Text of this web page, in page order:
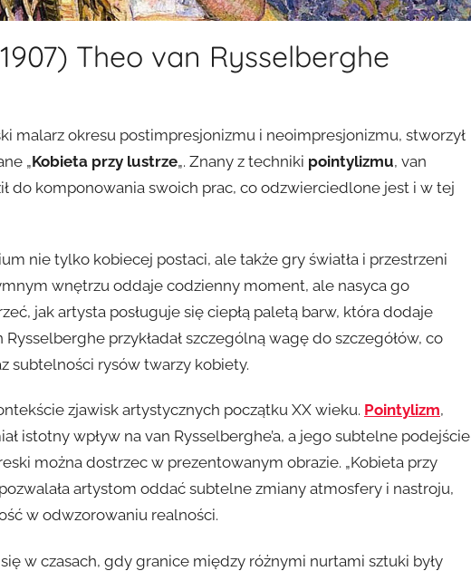
Theo van Rysselberghe
malarz okresu postimpresjonizmu i neoimpresjonizmu, stworzył
„Kobieta przy lustrze„. Znany z techniki pointylizmu, van
do komponowania swoich prac, co odzwierciedlone jest i w tej
nie tylko kobiecej postaci, ale także gry światła i przestrzeni
wnętrzu oddaje codzienny moment, ale nasyca go
jak artysta posługuje się ciepłą paletą barw, która dodaje
przykładał szczególną wagę do szczegółów, co
subtelności rysów twarzy kobiety.
zjawisk artystycznych początku XX wieku. Pointylizm,
istotny wpływ na van Rysselberghe’a, a jego subtelne podejście
można dostrzec w prezentowanym obrazie. „Kobieta przy
artystom oddać subtelne zmiany atmosfery i nastroju,
w odwzorowaniu realności.
w czasach, gdy granice między różnymi nurtami sztuki były